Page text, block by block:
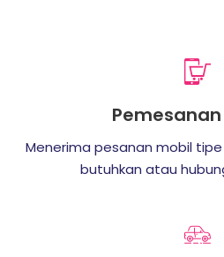
Menerima pesanan mobil
butuhkan atau